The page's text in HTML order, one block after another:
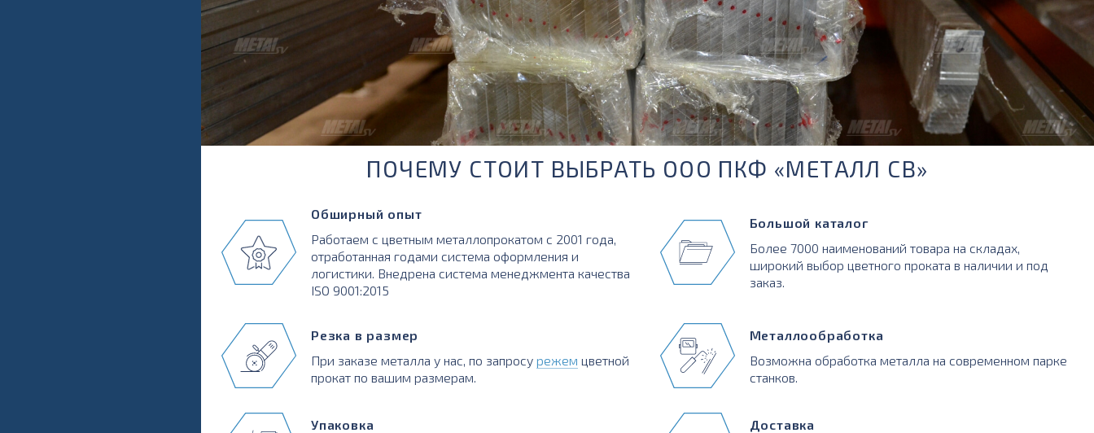
ПОЧЕМУ СТОИТ ВЫБРАТЬ ООО ПКФ «МЕТАЛЛ СВ»
Обширный опыт
Работаем с цветным металлопрокатом с 2001 года,
отработанная годами система оформления и
логистики. Внедрена система менеджмента качества
ISO 9001:2015
Резка в размер
При заказе металла у нас, по запросу режем цветной
прокат по вашим размерам.
Упаковка
Большой каталог
Более 7000 наименований товара на складах,
широкий выбор цветного проката в наличии и под
заказ.
Металлообработка
Возможна обработка металла на современном парке
станков.
Доставка